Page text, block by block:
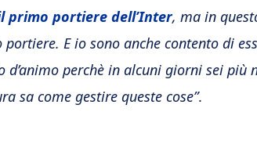
portiere dell’Inter, ma in
E io sono anche contento di
perchè in alcuni giorni sei più
sa come gestire queste cose”.